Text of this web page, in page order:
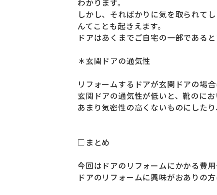
わかります。
しかし、そればかりに気を取られて
んてことも起きえます。
ドアはあくまでご自宅の一部である
＊玄関ドアの通気性
リフォームするドアが玄関ドアの場
玄関ドアの通気性が低いと、靴のに
あまり気密性の高くないものにした
□まとめ
今回はドアのリフォームにかかる費
ドアのリフォームに興味がおありの